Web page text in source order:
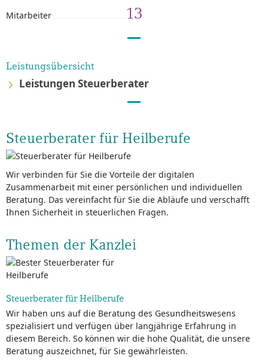
Mitarbeiter 13
Leistungsübersicht
Leistungen Steuerberater
Steuerberater für Heilberufe
Wir verbinden für Sie die Vorteile der digitalen
Zusammenarbeit mit einer persönlichen und individuellen
Beratung. Das vereinfacht für Sie die Abläufe und verschafft
Ihnen Sicherheit in steuerlichen Fragen.
Themen der Kanzlei
Steuerberater für Heilberufe
Wir haben uns auf die Beratung des Gesundheitswesens
spezialisiert und verfügen über langjährige Erfahrung in
diesem Bereich. So können wir die hohe Qualität, die unsere
Beratung auszeichnet, für Sie gewährleisten.